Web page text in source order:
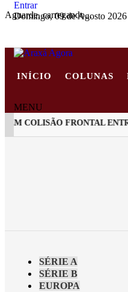
Aguarde, carregando...
Entrar
Domingo, 09 de Agosto 2026
INÍCIO COLUNAS
MENU
COLISÃO FRONTAL
SÉRIE A
SÉRIE B
EUROPA